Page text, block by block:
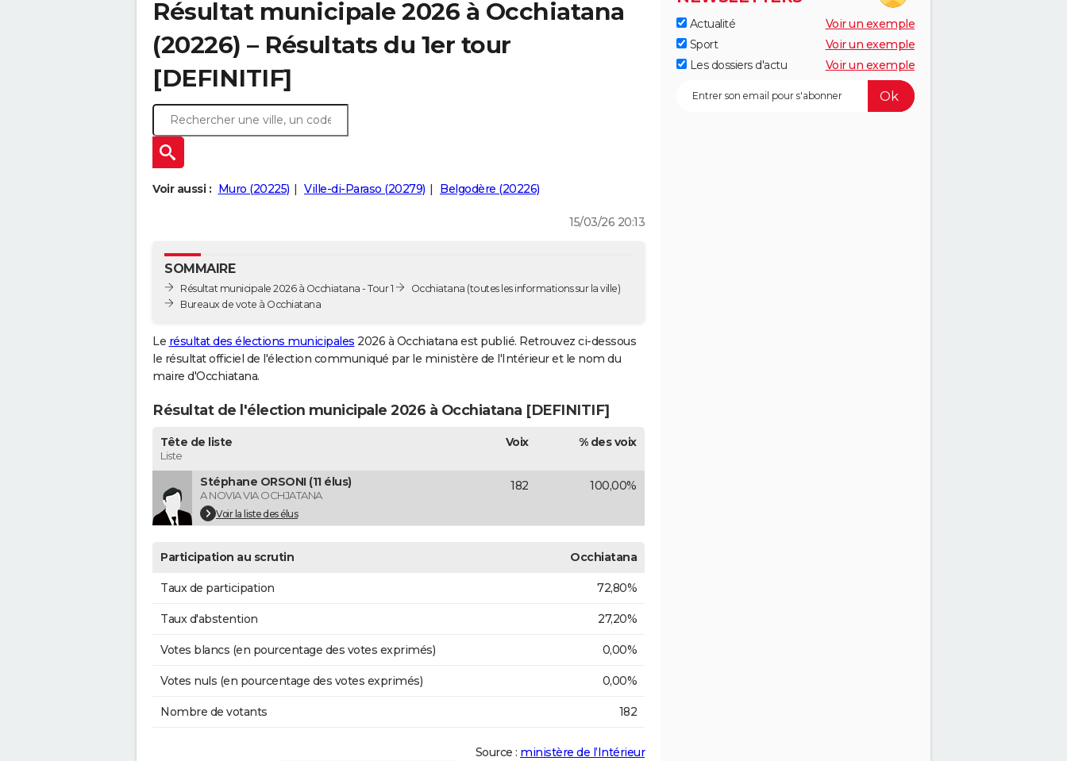
Résultat municipale 2026 à Occhiatana
(20226) – Résultats du 1er tour
[DEFINITIF]
Voir aussi : Muro (20225) Ville-di-Paraso (20279) Belgodère (20226)
15/03/26 20:13
SOMMAIRE
Résultat municipale 2026 à Occhiatana - Tour 1
Bureaux de vote à Occhiatana
Occhiatana (toutes les informations sur la ville)
Le résultat des élections municipales 2026 à Occhiatana est publié. Retrouvez ci-dessous
le résultat officiel de l'élection communiqué par le ministère de l'Intérieur et le nom du
maire d'Occhiatana.
Résultat de l'élection municipale 2026 à Occhiatana [DEFINITIF]
Tête de liste
Liste
Voix % des voix
Stéphane ORSONI (11 élus)
A NOVIA VIA OCHJATANA
Voir la liste des élus
182 100,00%
Participation au scrutin Occhiatana
Taux de participation 72,80%
Taux d'abstention 27,20%
Votes blancs (en pourcentage des votes exprimés) 0,00%
Votes nuls (en pourcentage des votes exprimés) 0,00%
Nombre de votants 182
Source : ministère de l’Intérieur
Actualité
Voir un exemple
Sport
Voir un exemple
Les dossiers d'actu
Voir un exemple